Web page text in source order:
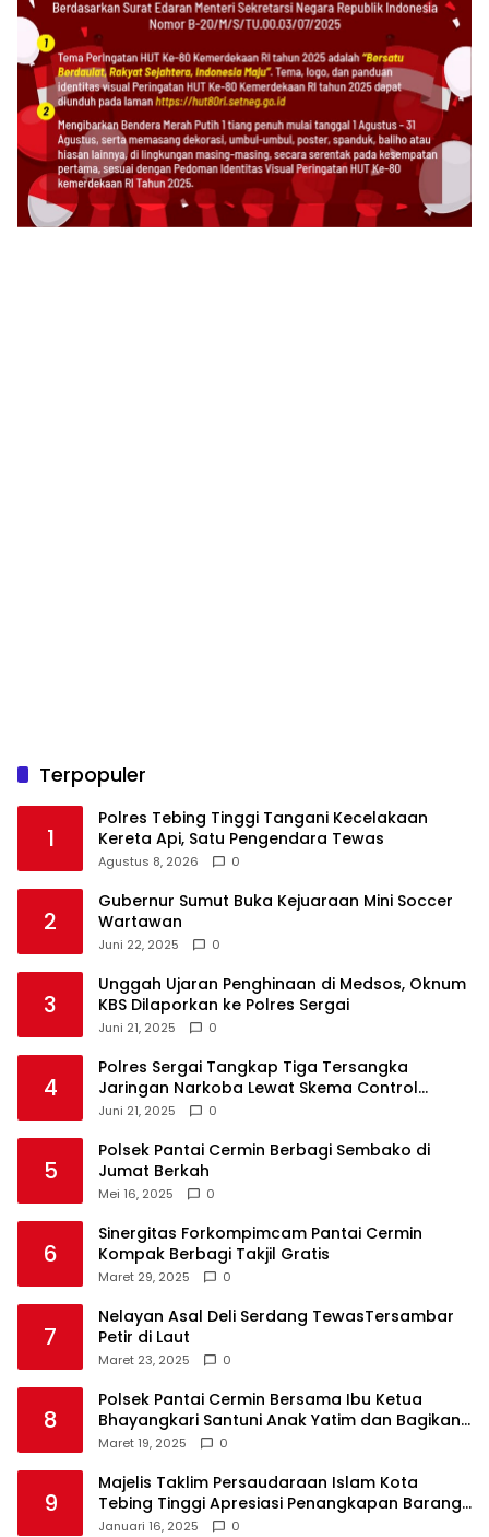
Terpopuler
1
Polres Tebing Tinggi Tangani Kecelakaan
Kereta Api, Satu Pengendara Tewas
Agustus 8, 2026 0
2
Gubernur Sumut Buka Kejuaraan Mini Soccer
Wartawan
Juni 22, 2025 0
3
Unggah Ujaran Penghinaan di Medsos, Oknum
KBS Dilaporkan ke Polres Sergai
Juni 21, 2025 0
4
Polres Sergai Tangkap Tiga Tersangka
Jaringan Narkoba Lewat Skema Control
Delivery
Juni 21, 2025 0
5
Polsek Pantai Cermin Berbagi Sembako di
Jumat Berkah
Mei 16, 2025 0
6
Sinergitas Forkompimcam Pantai Cermin
Kompak Berbagi Takjil Gratis
Maret 29, 2025 0
7
Nelayan Asal Deli Serdang TewasTersambar
Petir di Laut
Maret 23, 2025 0
8
Polsek Pantai Cermin Bersama Ibu Ketua
Bhayangkari Santuni Anak Yatim dan Bagikan
Takjil
Maret 19, 2025 0
9
Majelis Taklim Persaudaraan Islam Kota
Tebing Tinggi Apresiasi Penangkapan Barang
Haram
Januari 16, 2025 0